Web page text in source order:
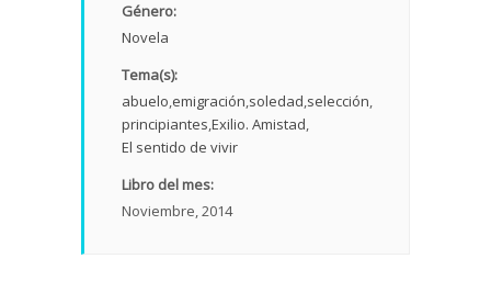
Género:
Novela
Tema(s):
abuelo emigración soledad selección
principiantes Exilio. Amistad
El sentido de vivir
Libro del mes:
Noviembre, 2014